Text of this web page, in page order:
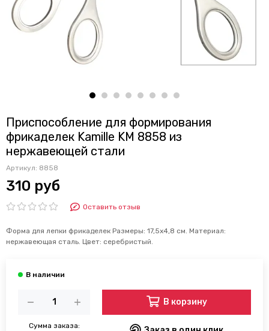
Приспособление для формирования
фрикаделек Kamille KM 8858 из
нержавеющей стали
Артикул: 8858
310 руб
Оставить отзыв
Форма для лепки фрикаделек Размеры: 17,5х4,8 см. Материал:
нержавеющая сталь. Цвет: серебристый.
Сумма заказа:
В корзину